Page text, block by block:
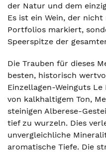
der Natur und dem
Es ist ein Wein, der
Portfolios markiert,
Speerspitze der
Die Trauben für dieses
besten, historisch
Einzellagen-Weinguts Le
von kalkhaltigem Ton,
steinigen Alberese-
tief zu wurzeln. Dies
unvergleichliche
aromatische Tiefe. Die